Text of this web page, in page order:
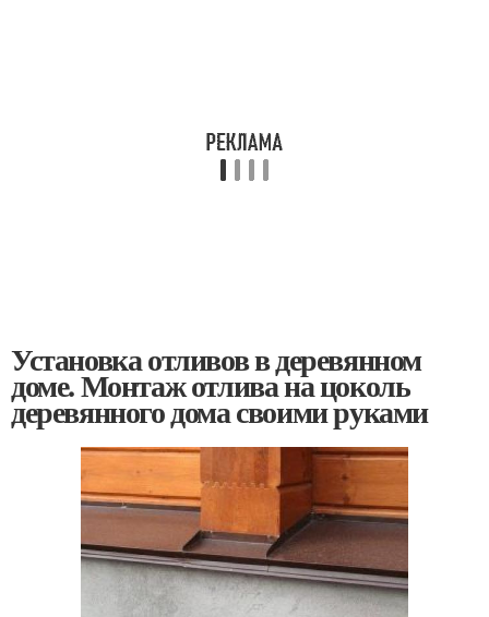
Установка отливов в деревянном
доме. Монтаж отлива на цоколь
деревянного дома своими руками